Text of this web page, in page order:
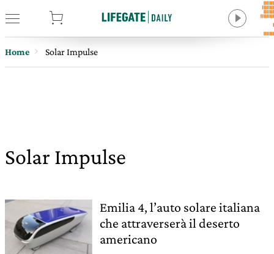
Home Solar Impulse
Solar Impulse
Emilia 4, l’auto solare italiana
che attraverserà il deserto
americano